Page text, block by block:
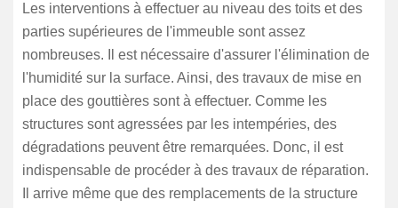
Les interventions à effectuer au niveau des toits et des
parties supérieures de l'immeuble sont assez
nombreuses. Il est nécessaire d'assurer l'élimination de
l'humidité sur la surface. Ainsi, des travaux de mise en
place des gouttières sont à effectuer. Comme les
structures sont agressées par les intempéries, des
dégradations peuvent être remarquées. Donc, il est
indispensable de procéder à des travaux de réparation.
Il arrive même que des remplacements de la structure